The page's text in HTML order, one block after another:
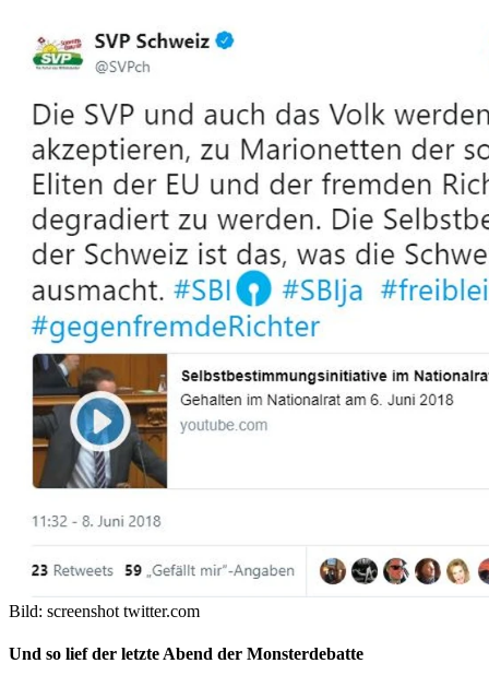
Bild: screenshot twitter.com
Und so lief der letzte Abend der Monsterdebatte